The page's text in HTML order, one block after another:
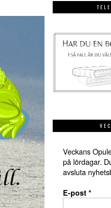
Veckans
på lördagar.
avsluta
E-post *